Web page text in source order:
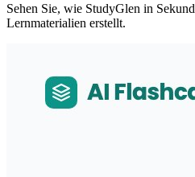
Sehen Sie, wie StudyGlen in
Lernmaterialien erstellt.